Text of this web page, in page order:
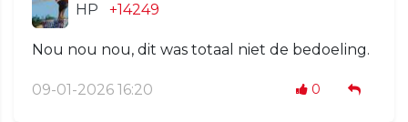
HP +14249
Nou nou nou, dit was totaal niet de bedoeling.
09-01-2026 16:20 0